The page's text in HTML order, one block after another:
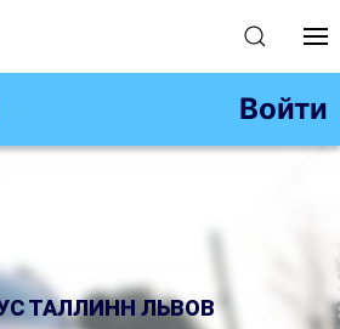
Войти
ТАЛЛИНН ЛЬВОВ